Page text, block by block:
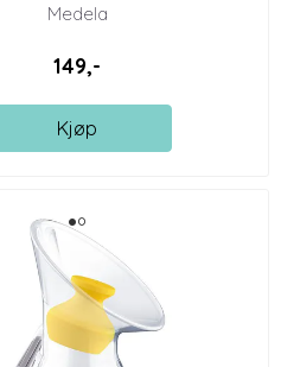
Medela
149,-
Kjøp